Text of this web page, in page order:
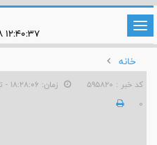
تغییر
وضعیت
ناوبری
خانه
کد خبر : 595820 زمان: ۱۸:۲۸:۰۶ - تاریخ: ۱۴۰۳/۰۱/۲۳
0